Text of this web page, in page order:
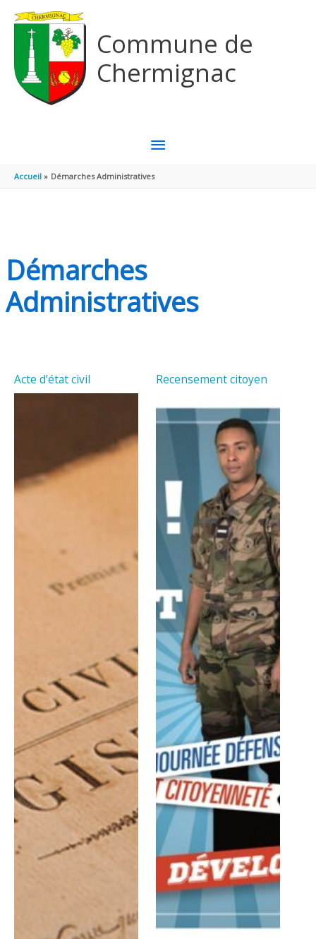
Commune de
Chermignac
MENU
PRINCIPAL
Accueil Démarches Administratives
Démarches
Administratives
Acte d’état civil Recensement citoyen